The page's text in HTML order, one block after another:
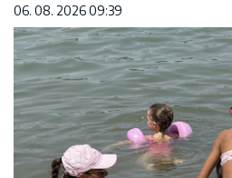
06. 08. 2026 09:39